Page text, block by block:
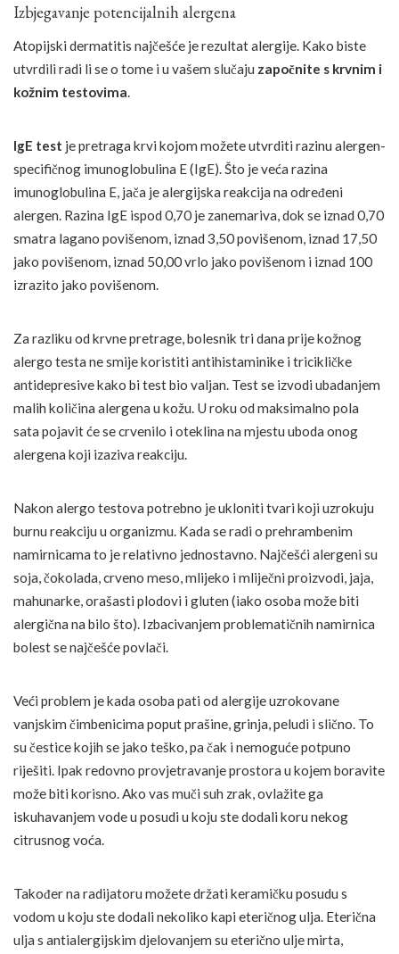
Izbjegavanje potencijalnih alergena
Atopijski dermatitis najčešće je rezultat alergije. Kako biste
utvrdili radi li se o tome i u vašem slučaju započnite s krvnim i
kožnim testovima.
IgE test je pretraga krvi kojom možete utvrditi razinu alergen-
specifičnog imunoglobulina E (IgE). Što je veća razina
imunoglobulina E, jača je alergijska reakcija na određeni
alergen. Razina IgE ispod 0,70 je zanemariva, dok se iznad 0,70
smatra lagano povišenom, iznad 3,50 povišenom, iznad 17,50
jako povišenom, iznad 50,00 vrlo jako povišenom i iznad 100
izrazito jako povišenom.
Za razliku od krvne pretrage, bolesnik tri dana prije kožnog
alergo testa ne smije koristiti antihistaminike i tricikličke
antidepresive kako bi test bio valjan. Test se izvodi ubadanjem
malih količina alergena u kožu. U roku od maksimalno pola
sata pojavit će se crvenilo i oteklina na mjestu uboda onog
alergena koji izaziva reakciju.
Nakon alergo testova potrebno je ukloniti tvari koji uzrokuju
burnu reakciju u organizmu. Kada se radi o prehrambenim
namirnicama to je relativno jednostavno. Najčešći alergeni su
soja, čokolada, crveno meso, mlijeko i mliječni proizvodi, jaja,
mahunarke, orašasti plodovi i gluten (iako osoba može biti
alergična na bilo što). Izbacivanjem problematičnih namirnica
bolest se najčešće povlači.
Veći problem je kada osoba pati od alergije uzrokovane
vanjskim čimbenicima poput prašine, grinja, peludi i slično. To
su čestice kojih se jako teško, pa čak i nemoguće potpuno
riješiti. Ipak redovno provjetravanje prostora u kojem boravite
može biti korisno. Ako vas muči suh zrak, ovlažite ga
iskuhavanjem vode u posudi u koju ste dodali koru nekog
citrusnog voća.
Također na radijatoru možete držati keramičku posudu s
vodom u koju ste dodali nekoliko kapi eteričnog ulja. Eterična
ulja s antialergijskim djelovanjem su eterično ulje mirta,